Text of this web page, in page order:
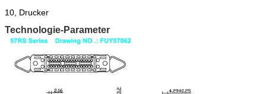
10, Drucker
Technologie-Parameter